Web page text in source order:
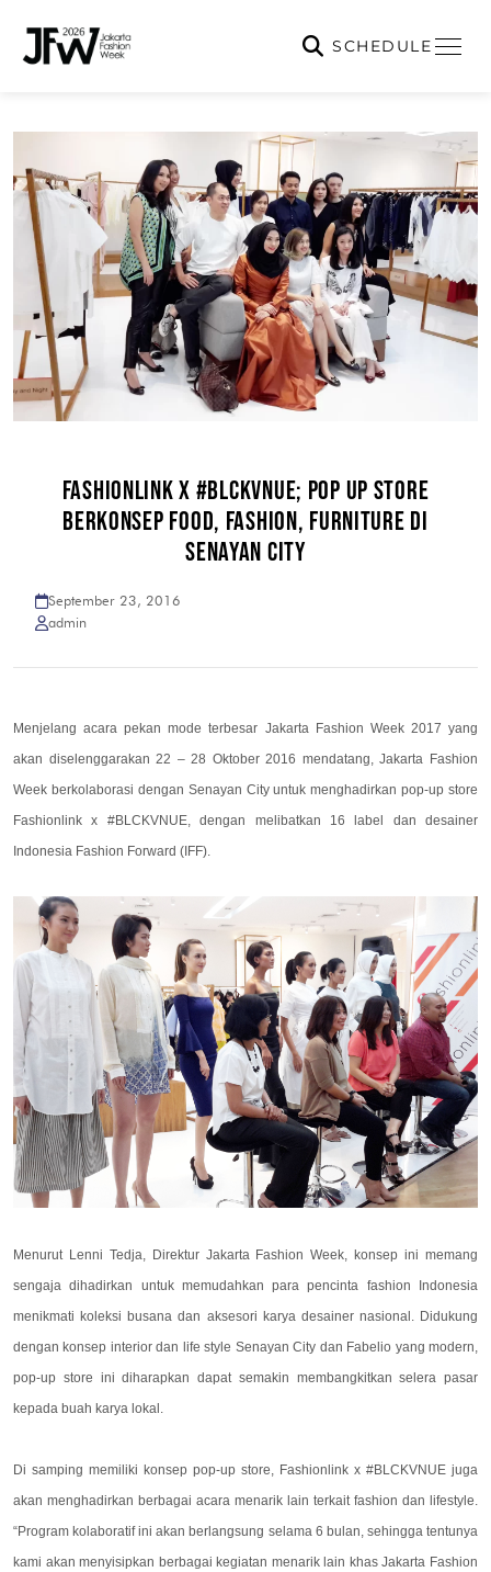
SCHEDULE
FASHIONLINK X #BLCKVNUE; POP UP STORE
BERKONSEP FOOD, FASHION, FURNITURE DI
SENAYAN CITY
September 23, 2016
admin
Menjelang acara pekan mode terbesar Jakarta Fashion Week 2017 yang
akan diselenggarakan 22 – 28 Oktober 2016 mendatang, Jakarta Fashion
Week berkolaborasi dengan Senayan City untuk menghadirkan pop-up store
Fashionlink x #BLCKVNUE, dengan melibatkan 16 label dan desainer
Indonesia Fashion Forward (IFF).
Menurut Lenni Tedja, Direktur Jakarta Fashion Week, konsep ini memang
sengaja dihadirkan untuk memudahkan para pencinta fashion Indonesia
menikmati koleksi busana dan aksesori karya desainer nasional. Didukung
dengan konsep interior dan life style Senayan City dan Fabelio yang modern,
pop-up store ini diharapkan dapat semakin membangkitkan selera pasar
kepada buah karya lokal.
Di samping memiliki konsep pop-up store, Fashionlink x #BLCKVNUE juga
akan menghadirkan berbagai acara menarik lain terkait fashion dan lifestyle.
“Program kolaboratif ini akan berlangsung selama 6 bulan, sehingga tentunya
kami akan menyisipkan berbagai kegiatan menarik lain khas Jakarta Fashion